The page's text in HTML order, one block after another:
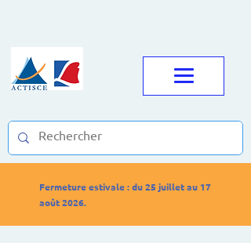
Fermeture estivale : du 25 juillet au 17
août 2026.